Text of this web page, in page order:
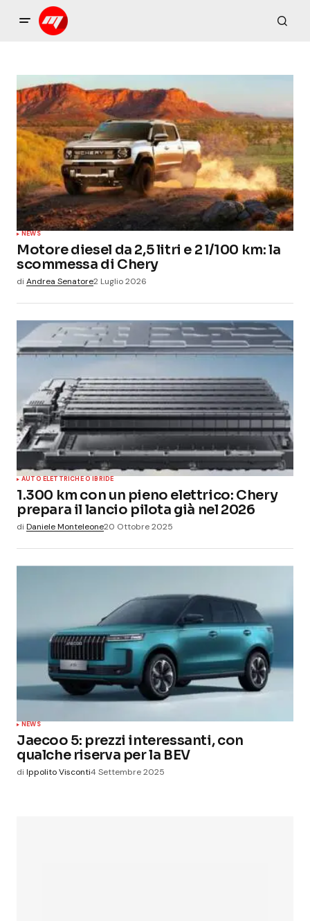
NEWS
Motore diesel da 2,5 litri e 2 l/100 km: la
scommessa di Chery
di Andrea Senatore2 Luglio 2026
AUTO ELETTRICHE O IBRIDE
1.300 km con un pieno elettrico: Chery
prepara il lancio pilota già nel 2026
di Daniele Monteleone20 Ottobre 2025
NEWS
Jaecoo 5: prezzi interessanti, con
qualche riserva per la BEV
di Ippolito Visconti4 Settembre 2025